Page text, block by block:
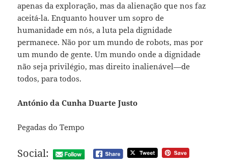
apenas da exploração, mas da alienação que nos faz
aceitá-la. Enquanto houver um sopro de
humanidade em nós, a luta pela dignidade
permanece. Não por um mundo de robots, mas por
um mundo de gente. Um mundo onde a dignidade
não seja privilégio, mas direito inalienável—de
todos, para todos.
António da Cunha Duarte Justo
Pegadas do Tempo
Social: